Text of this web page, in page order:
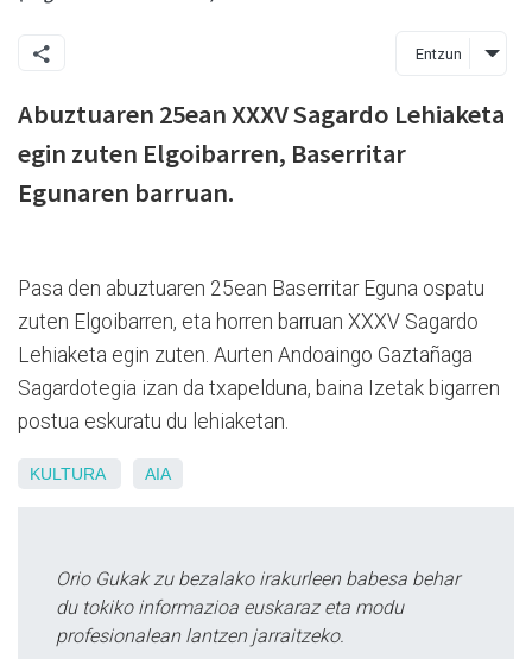
Entzun
Abuztuaren 25ean XXXV Sagardo Lehiaketa
egin zuten Elgoibarren, Baserritar
Egunaren barruan.
Pasa den abuztuaren 25ean Baserritar Eguna ospatu
zuten Elgoibarren, eta horren barruan XXXV Sagardo
Lehiaketa egin zuten. Aurten Andoaingo Gaztañaga
Sagardotegia izan da txapelduna, baina Izetak bigarren
postua eskuratu du lehiaketan.
KULTURA AIA
Orio Gukak zu bezalako irakurleen babesa behar
du tokiko informazioa euskaraz eta modu
profesionalean lantzen jarraitzeko.